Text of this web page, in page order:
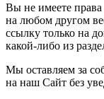
Вы не имеете
на любом другом
ссылку только на
какой-либо из
Мы оставляем за
на наш Сайт без